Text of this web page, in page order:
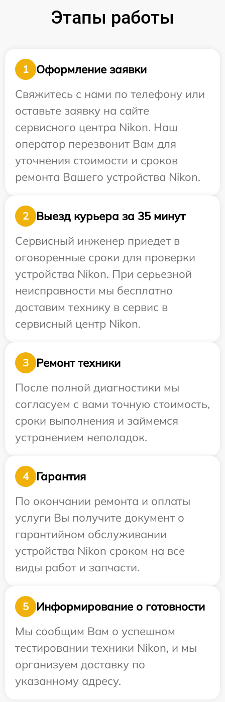
Этапы работы
1
Оформление заявки
Свяжитесь с нами по телефону или
оставьте заявку на сайте
сервисного центра Nikon. Наш
оператор перезвонит Вам для
уточнения стоимости и сроков
ремонта Вашего устройства Nikon.
2
Выезд курьера за 35 минут
Сервисный инженер приедет в
оговоренные сроки для проверки
устройства Nikon. При серьезной
неисправности мы бесплатно
доставим технику в сервис в
сервисный центр Nikon.
3
Ремонт техники
После полной диагностики мы
согласуем с вами точную стоимость,
сроки выполнения и займемся
устранением неполадок.
4
Гарантия
По окончании ремонта и оплаты
услуги Вы получите документ о
гарантийном обслуживании
устройства Nikon сроком на все
виды работ и запчасти.
5
Информирование о готовности
Мы сообщим Вам о успешном
тестировании техники Nikon, и мы
организуем доставку по
указанному адресу.